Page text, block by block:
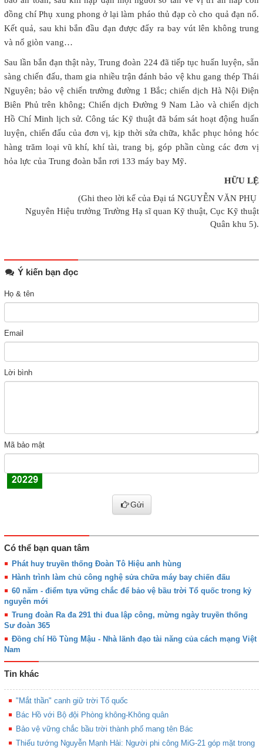
đồng chí Phụ xung phong ở lại làm pháo thủ đạp cò cho quả đạn nổ.
Kết quả, sau khi bắn đầu đạn được đẩy ra bay vút lên không trung
và nổ giòn vang…
Sau lần bắn đạn thật này, Trung đoàn 224 đã tiếp tục huấn luyện, sẵn
sàng chiến đấu, tham gia nhiều trận đánh bảo vệ khu gang thép Thái
Nguyên; bảo vệ chiến trường đường 1 Bắc; chiến dịch Hà Nội Điện
Biên Phủ trên không; Chiến dịch Đường 9 Nam Lào và chiến dịch
Hồ Chí Minh lịch sử. Công tác Kỹ thuật đã bám sát hoạt động huấn
luyện, chiến đấu của đơn vị, kịp thời sửa chữa, khắc phục hỏng hóc
hàng trăm loại vũ khí, khí tài, trang bị, góp phần cùng các đơn vị
hỏa lực của Trung đoàn bắn rơi 133 máy bay Mỹ.
HỮU LỆ
(Ghi theo lời kể của Đại tá NGUYỄN VĂN PHỤ
Nguyên Hiệu trưởng Trường Hạ sĩ quan Kỹ thuật, Cục Kỹ thuật
Quân khu 5).
Ý kiến bạn đọc
Họ & tên
Email
Lời bình
Mã bảo mật
Gửi
Có thể bạn quan tâm
Phát huy truyền thống Đoàn Tô Hiệu anh hùng
Hành trình làm chủ công nghệ sửa chữa máy bay chiến đấu
60 năm - điểm tựa vững chắc để bảo vệ bầu trời Tổ quốc trong kỷ
nguyên mới
Trung đoàn Ra đa 291 thi đua lập công, mừng ngày truyền thống
Sư đoàn 365
Đồng chí Hồ Tùng Mậu - Nhà lãnh đạo tài năng của cách mạng Việt
Nam
Tin khác
"Mắt thần" canh giữ trời Tổ quốc
Bác Hồ với Bộ đội Phòng không-Không quân
Bảo vệ vững chắc bầu trời thành phố mang tên Bác
Thiếu tướng Nguyễn Mạnh Hải: Người phi công MiG-21 góp mặt trong